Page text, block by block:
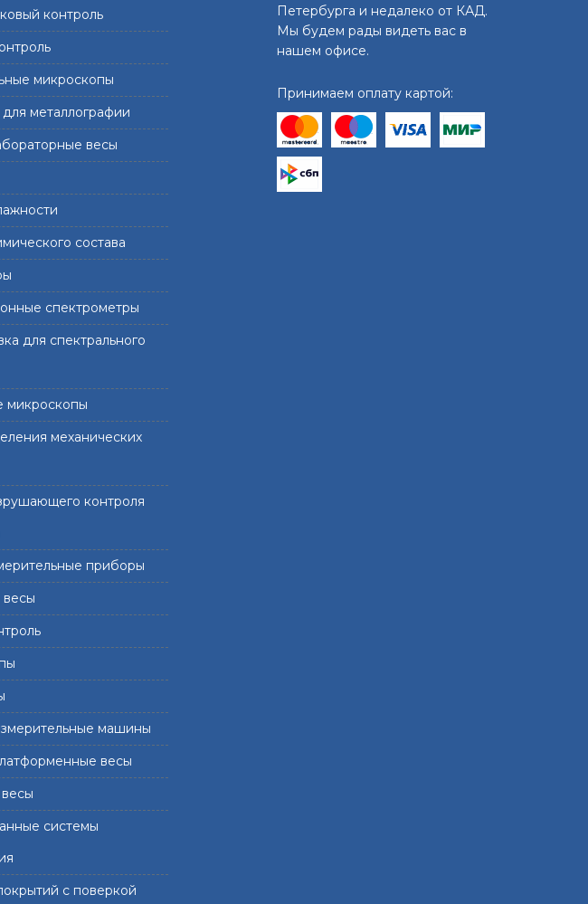
контроль
микроскопы
металлографии
весы
состава
спектрометры
для спектрального
микроскопы
механических
контроля
приборы
весы
машины
весы
системы
с поверкой
Петербурга и недалеко от КАД.
Мы будем рады видеть вас в
нашем офисе.
Принимаем оплату картой: